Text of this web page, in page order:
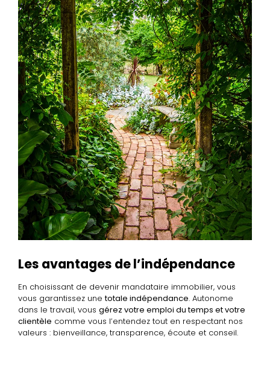
Les avantages de l’indépendance
En choisissant de devenir mandataire immobilier, vous
vous garantissez unetotale indépendance. Autonome
dans le travail, vous gérez votre emploi du temps et votre
clientèle comme vous l’entendez tout en respectant nos
valeurs : bienveillance, transparence, écoute et conseil.